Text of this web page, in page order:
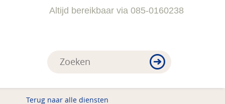
Altijd bereikbaar via 085-0160238
Terug naar alle diensten